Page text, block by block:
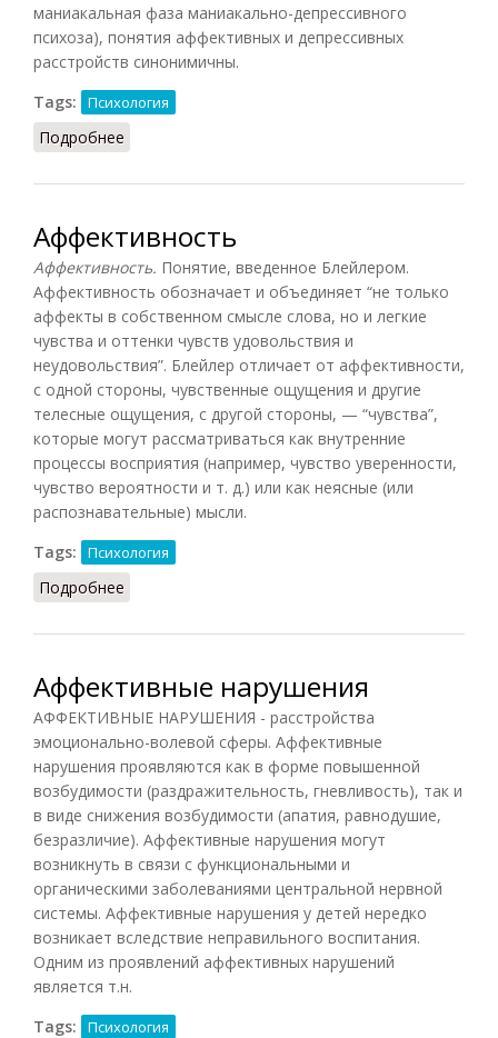
маниакальная фаза маниакально-депрессивного
психоза), понятия аффективных и депрессивных
расстройств синонимичны.
Tags:
Психология
Подробнее
Аффективность
Аффективность. Понятие, введенное Блейлером.
Аффективность обозначает и объединяет “не только
аффекты в собственном смысле слова, но и легкие
чувства и оттенки чувств удовольствия и
неудовольствия”. Блейлер отличает от аффективности,
с одной стороны, чувственные ощущения и другие
телесные ощущения, с другой стороны, — “чувства”,
которые могут рассматриваться как внутренние
процессы восприятия (например, чувство уверенности,
чувство вероятности и т. д.) или как неясные (или
распознавательные) мысли.
Tags:
Психология
Подробнее
Аффективные нарушения
АФФЕКТИВНЫЕ НАРУШЕНИЯ - расстройства
эмоционально-волевой сферы. Аффективные
нарушения проявляются как в форме повышенной
возбудимости (раздражительность, гневливость), так и
в виде снижения возбудимости (апатия, равнодушие,
безразличие). Аффективные нарушения могут
возникнуть в связи с функциональными и
органическими заболеваниями центральной нервной
системы. Аффективные нарушения у детей нередко
возникает вследствие неправильного воспитания.
Одним из проявлений аффективных нарушений
является т.н.
Tags:
Психология